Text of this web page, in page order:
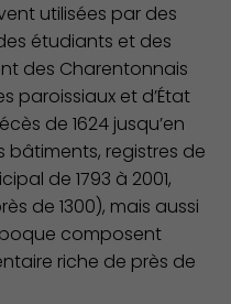
cadre de
utilisées par des
étudiants et des
des Charentonnais
paroissiaux et d’État
de 1624 jusqu’en
bâtiments, registres de
de 1793 à 2001,
de 1300), mais aussi
composent
riche de près de